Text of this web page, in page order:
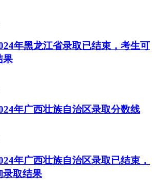
年黑龙江省录取已结束，考生可
果
年广西壮族自治区录取分数线
年广西壮族自治区录取已结束，
录取结果